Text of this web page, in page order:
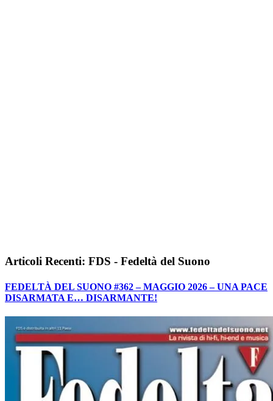
Articoli Recenti: FDS - Fedeltà del Suono
FEDELTÀ DEL SUONO #362 – MAGGIO 2026 – UNA PACE
DISARMATA E… DISARMANTE!